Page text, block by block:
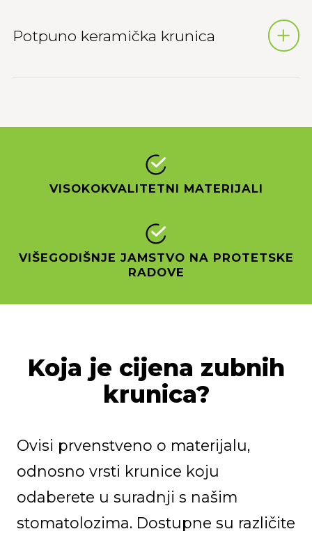
Potpuno keramička krunica
VISOKOKVALITETNI MATERIJALI
VIŠEGODIŠNJE JAMSTVO NA PROTETSKE
RADOVE
Koja je cijena zubnih
krunica?
Ovisi prvenstveno o materijalu,
odnosno vrsti krunice koju
odaberete u suradnji s našim
stomatolozima. Dostupne su različite